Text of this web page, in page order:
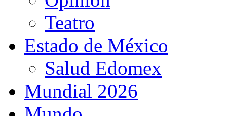
Teatro
Estado de México
Salud Edomex
Mundial 2026